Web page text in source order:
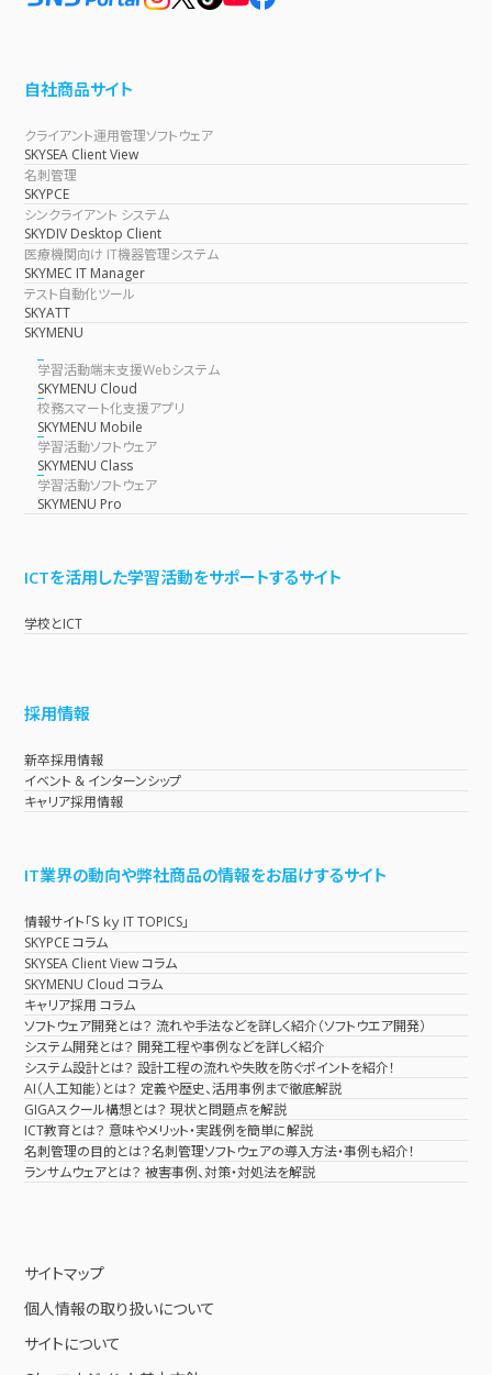
自社商品サイト
クライアント運用管理ソフトウェア
SKYSEA Client View
名刺管理
SKYPCE
シンクライアント システム
SKYDIV Desktop Client
医療機関向け IT機器管理システム
SKYMEC IT Manager
テスト自動化ツール
SKYATT
SKYMENU
学習活動端末支援Webシステム
SKYMENU Cloud
校務スマート化支援アプリ
SKYMENU Mobile
学習活動ソフトウェア
SKYMENU Class
学習活動ソフトウェア
SKYMENU Pro
ICTを活用した学習活動をサポートするサイト
学校とICT
採用情報
新卒採用情報
イベント & インターンシップ
キャリア採用情報
IT業界の動向や弊社商品の情報をお届けするサイト
情報サイト「Ｓｋｙ IT TOPICS」
SKYPCE コラム
SKYSEA Client View コラム
SKYMENU Cloud コラム
キャリア採用 コラム
ソフトウェア開発とは？ 流れや手法などを詳しく紹介（ソフトウエア開発）
システム開発とは？ 開発工程や事例などを詳しく紹介
システム設計とは？ 設計工程の流れや失敗を防ぐポイントを紹介！
AI（人工知能）とは？ 定義や歴史、活用事例まで徹底解説
GIGAスクール構想とは？ 現状と問題点を解説
ICT教育とは？ 意味やメリット・実践例を簡単に解説
名刺管理の目的とは？名刺管理ソフトウェアの導入方法・事例も紹介！
ランサムウェアとは？ 被害事例、対策・対処法を解説
サイトマップ
個人情報の取り扱いについて
サイトについて